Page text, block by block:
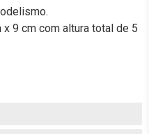
9 cm com altura total de 5